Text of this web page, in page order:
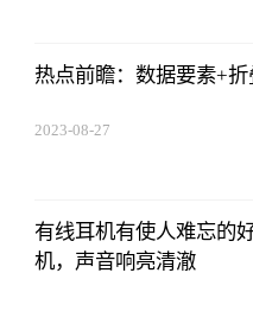
热点前瞻：数据要素+
2023-08-27
有线耳机有使人难忘的
机，声音响亮清澈